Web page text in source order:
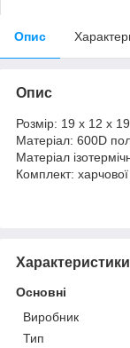
Опис
Опис
Розмір: 19 х 12 х
Матеріал: 600D
Матеріал
Комплект:
Характеристики
Основні
Виробник
Тип